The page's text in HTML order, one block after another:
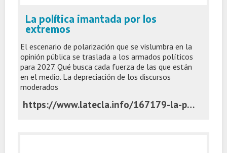
La política imantada por los
extremos
El escenario de polarización que se vislumbra en la
opinión pública se traslada a los armados políticos
para 2027. Qué busca cada fuerza de las que están
en el medio. La depreciación de los discursos
moderados
https://www.latecla.info/167179-la-politica-imantada-por-los-extremos